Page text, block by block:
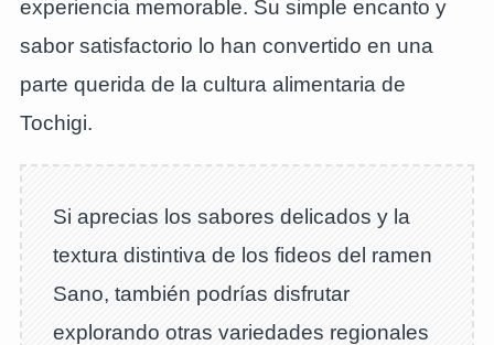
experiencia memorable. Su simple encanto y
sabor satisfactorio lo han convertido en una
parte querida de la cultura alimentaria de
Tochigi.
Si aprecias los sabores delicados y la
textura distintiva de los fideos del ramen
Sano, también podrías disfrutar
explorando otras variedades regionales